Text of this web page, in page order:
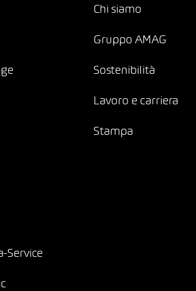
Service
Chi siamo
Gruppo AMAG
Sostenibilità
Lavoro e carriera
Stampa